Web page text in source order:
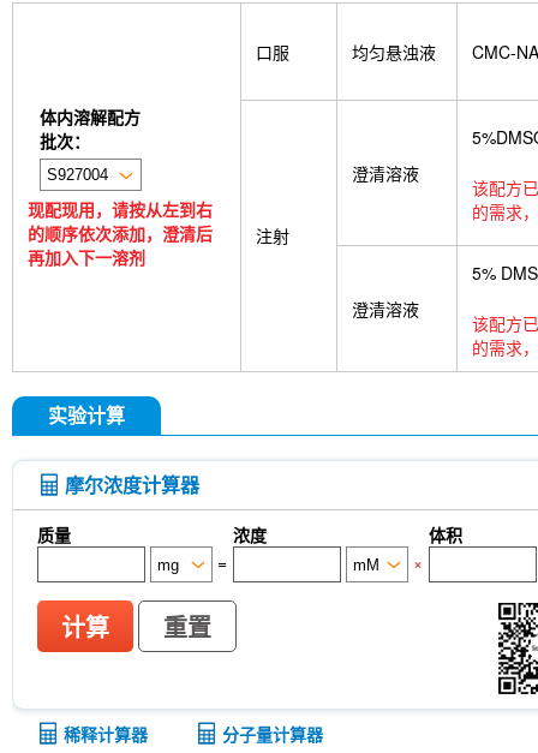
Pedunculoside
5-Hydroxymethylfurfural
stachyose tetrahydrate
Oxythiamine chloride
Diludine
α-Boswellic acid
Waltonitone
Gastrodenol
β-Alanine methyl ester hydrochloride
D-Fructose-1,6-diphosphate trisodium salt
PZ-2891
Sodium citrate dihydrate
N-butyl-N-(4-hydroxybutyl)
Achyranthes bidentata root Extract
MRTX0902
cellulose (Viscosity:100000mPa.s)
Anti-rat Kappa Immunoglobulin Light Chain-
LKB1 Antibody (Rabbit mAb) [G3P15]
CNPase Antibody (Rabbit mAb) [F6C6]
[J23P13]
Cytokeratin 17 Antibody (Rabbit
[A17G4]
NDUFB8 Antibody (Rabbit mAb)
mAb) [G24G18]
Junctional Adhesion Molecule 1/JAM-A
mAb) [E19P8]
COUP-TFII Antibody (Rabbit
MTCO2 Antibody (Rabbit mAb)
Rupintrivir
CTR1 Antibody (Rabbit mAb) [A18L7]
FITC
Netrin 1 Antibody (Rabbit mAb) [B4C16]
体内溶解配方
批次：
现配现用，请按从左到右
的顺序依次添加，澄清后
再加入下一溶剂
口服 均匀悬浊液 CMC-NA
注射
澄清溶液
该配方
的需求
澄清溶液
5%
该配方
的需求
实验计算
摩尔浓度计算器
质量 浓度
体积
=
×
计算 重置
稀释计算器 分子量计算器